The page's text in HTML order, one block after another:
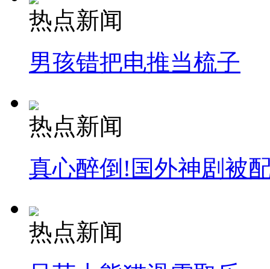
热点新闻
男孩错把电推当梳子
热点新闻
真心醉倒!国外神剧被
热点新闻